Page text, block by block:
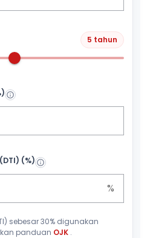
5 tahun
(%)
%
sebesar 30% digunakan
panduan OJK .